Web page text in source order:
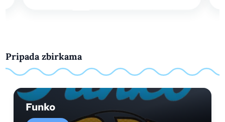
Pripada zbirkama
Funko